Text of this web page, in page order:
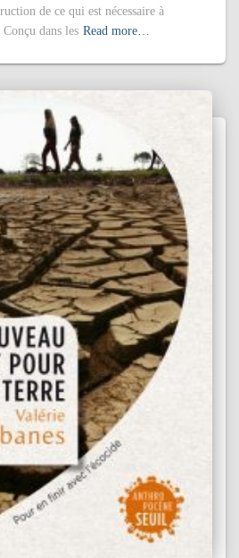
de ce qui est nécessaire à
dans les Read more…